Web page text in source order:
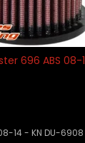
696 ABS
14 - KN DU-6908